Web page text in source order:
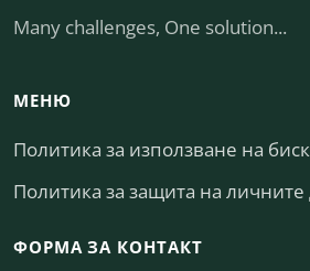
Many challenges, One solution...
МЕНЮ
Политика за използване на
Политика за защита на
ФОРМА ЗА КОНТАКТ